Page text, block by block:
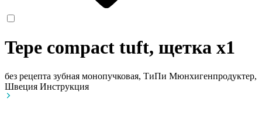
Tepe compact tuft, щетка x1
без рецепта зубная монопучковая, ТиПи Мюнхигенпродуктер,
Швеция Инструкция